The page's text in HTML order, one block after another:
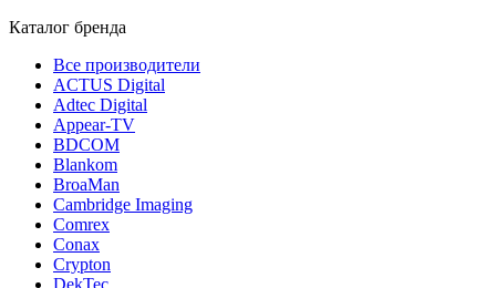
Каталог бренда
Все производители
ACTUS Digital
Adtec Digital
Appear-TV
BDCOM
Blankom
BroaMan
Cambridge Imaging
Comrex
Conax
Crypton
DekTec